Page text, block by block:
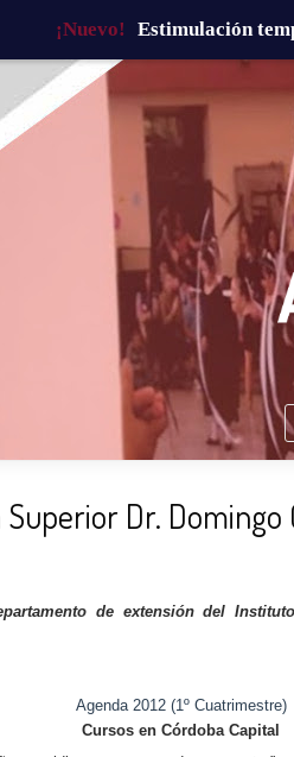
¡Nuevo! Estimulación
¿QUÉ HACEMOS?
Dr. Domingo
de extensión del
Agenda 2012 (1º Cuatrimestre)
Cursos en Córdoba Capital